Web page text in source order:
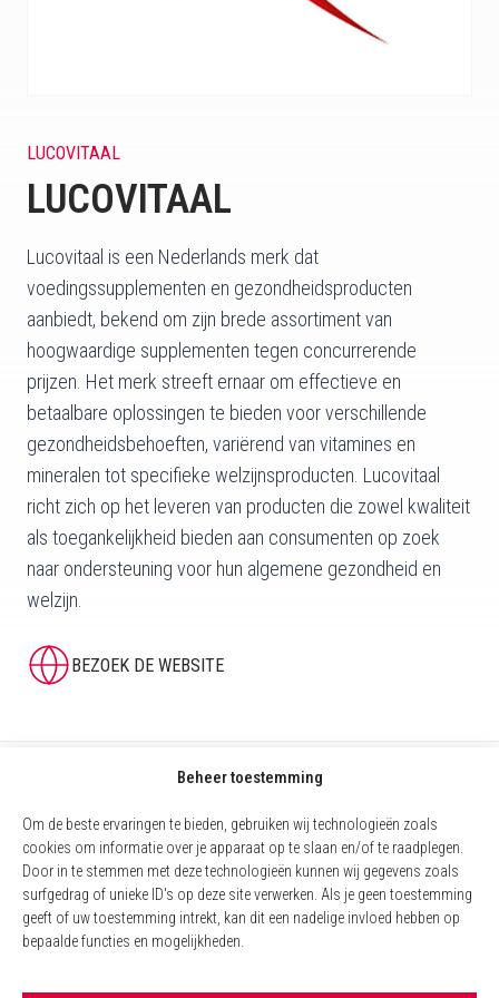
Beheer toestemming
Om de beste ervaringen te bieden, gebruiken wij technologieën zoals
cookies om informatie over je apparaat op te slaan en/of te raadplegen.
Door in te stemmen met deze technologieën kunnen wij gegevens zoals
surfgedrag of unieke ID's op deze site verwerken. Als je geen toestemming
geeft of uw toestemming intrekt, kan dit een nadelige invloed hebben op
bepaalde functies en mogelijkheden.
LUCOVITAAL
LUCOVITAAL
Lucovitaal is een Nederlands merk dat
voedingssupplementen en gezondheidsproducten
aanbiedt, bekend om zijn brede assortiment van
hoogwaardige supplementen tegen concurrerende
prijzen. Het merk streeft ernaar om effectieve en
betaalbare oplossingen te bieden voor verschillende
gezondheidsbehoeften, variërend van vitamines en
mineralen tot specifieke welzijnsproducten. Lucovitaal
richt zich op het leveren van producten die zowel kwaliteit
als toegankelijkheid bieden aan consumenten op zoek
naar ondersteuning voor hun algemene gezondheid en
welzijn.
BEZOEK DE WEBSITE